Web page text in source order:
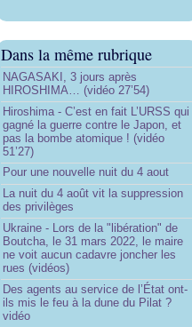
Dans la même rubrique
NAGASAKI, 3 jours après
HIROSHIMA… (vidéo 27’54)
Hiroshima - C’est en fait L’URSS qui
gagné la guerre contre le Japon, et
pas la bombe atomique ! (vidéo
51’27)
Pour une nouvelle nuit du 4 aout
La nuit du 4 août vit la suppression
des privilèges
Ukraine - Lors de la "libération" de
Boutcha, le 31 mars 2022, le maire
ne voit aucun cadavre joncher les
rues (vidéos)
Des agents au service de l’État ont-
ils mis le feu à la dune du Pilat ?
vidéo